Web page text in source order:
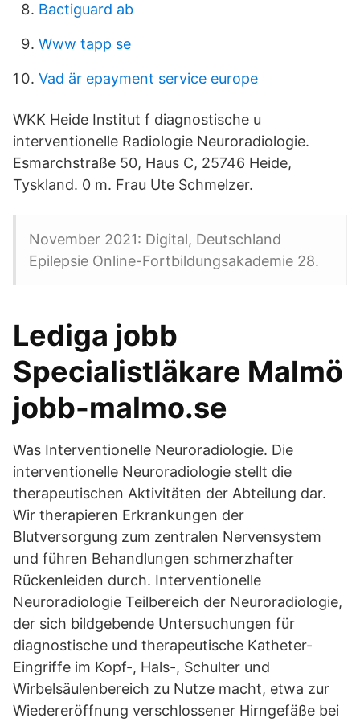
Bactiguard ab
Www tapp se
Vad är epayment service europe
WKK Heide Institut f diagnostische u
interventionelle Radiologie Neuroradiologie​.
Esmarchstraße 50, Haus C, 25746 Heide,
Tyskland. 0 m. Frau Ute Schmelzer.
November 2021: Digital, Deutschland
Epilepsie Online-Fortbildungsakademie 28.
Lediga jobb
Specialistläkare Malmö
jobb-malmo.se
Was Interventionelle Neuroradiologie. Die
interventionelle Neuroradiologie stellt die
therapeutischen Aktivitäten der Abteilung dar.
Wir therapieren Erkrankungen der
Blutversorgung zum zentralen Nervensystem
und führen Behandlungen schmerzhafter
Rückenleiden durch. Interventionelle
Neuroradiologie Teilbereich der Neuroradiologie,
der sich bildgebende Untersuchungen für
diagnostische und therapeutische Katheter-
Eingriffe im Kopf-, Hals-, Schulter und
Wirbelsäulenbereich zu Nutze macht, etwa zur
Wiedereröffnung verschlossener Hirngefäße bei